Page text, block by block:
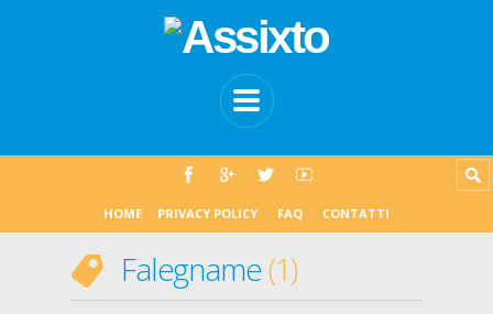
HOME PRIVACY POLICY FAQ CONTATTI
Falegname 1